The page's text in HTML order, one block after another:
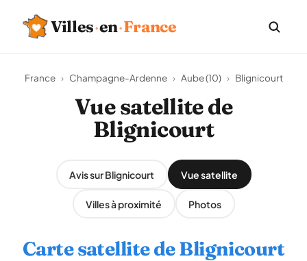
Villes·en·France
France › Champagne-Ardenne › Aube (10) › Blignicourt
Vue satellite de
Blignicourt
Avis sur Blignicourt Vue satellite
Villes à proximité Photos
Carte satellite de Blignicourt